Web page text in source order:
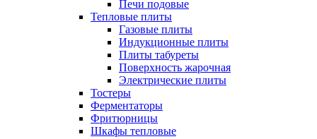
Печи подовые
Тепловые плиты
Газовые плиты
Индукционные плиты
Плиты табуреты
Поверхность жарочная
Электрические плиты
Тостеры
Ферментаторы
Фритюрницы
Шкафы тепловые